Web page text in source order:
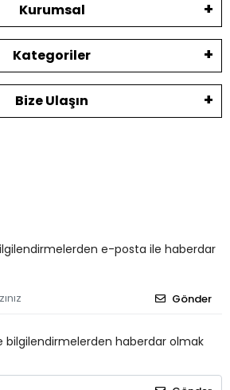
Kurumsal
Kategoriler
Bize Ulaşın
e-posta ile haberdar
Gönder
bilgilendirmelerden haberdar olmak